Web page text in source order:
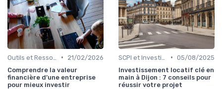
•
21/02/2026
Comprendre la valeur
financière d’une entreprise
pour mieux investir
• 05/08/2025
Investissement locatif clé en
main à Dijon : 7 conseils pour
réussir votre projet